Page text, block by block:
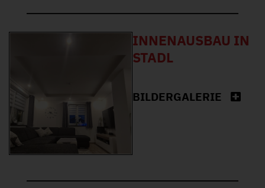
INNENAUSBAU IN
STADL
BILDERGALERIE